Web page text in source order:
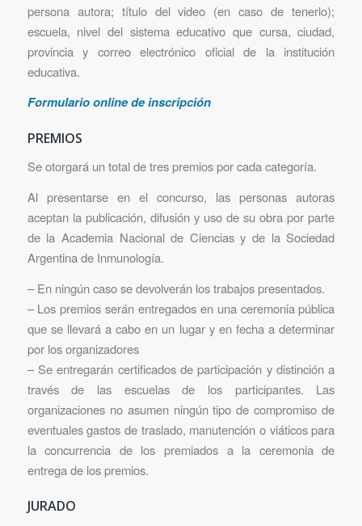
persona autora; título del video (en caso de tenerlo);
escuela, nivel del sistema educativo que cursa, ciudad,
provincia y correo electrónico oficial de la institución
educativa.
Formulario online de inscripción
PREMIOS
Se otorgará un total de tres premios por cada categoría.
Al presentarse en el concurso, las personas autoras
aceptan la publicación, difusión y uso de su obra por parte
de la Academia Nacional de Ciencias y de la Sociedad
Argentina de Inmunología.
– En ningún caso se devolverán los trabajos presentados.
– Los premios serán entregados en una ceremonia pública
que se llevará a cabo en un lugar y en fecha a determinar
por los organizadores
– Se entregarán certificados de participación y distinción a
través de las escuelas de los participantes. Las
organizaciones no asumen ningún tipo de compromiso de
eventuales gastos de traslado, manutención o viáticos para
la concurrencia de los premiados a la ceremonia de
entrega de los premios.
JURADO